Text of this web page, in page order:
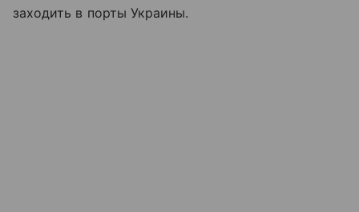
заходить в порты Украины.